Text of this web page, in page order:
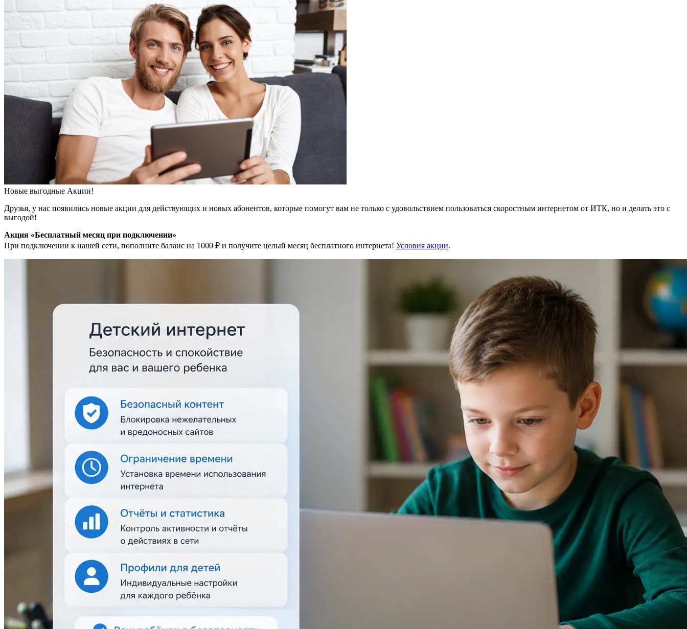
Новые выгодные Акции!
Друзья, у нас появились новые акции для действующих и новых абонентов, которые помогут вам не только с удовольствием пользоваться скоростным интернетом от ИТК, но и делать это с
выгодой!
Акция «Бесплатный месяц при подключении»
При подключении к нашей сети, пополните баланс на 1000 ₽ и получите целый месяц бесплатного интернета! Условия акции.